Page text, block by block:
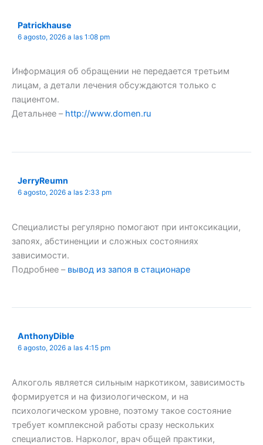
Patrickhause
6 agosto, 2026 a las 1:08 pm
Информация об обращении не передается третьим
лицам, а детали лечения обсуждаются только с
пациентом.
Детальнее – http://www.domen.ru
JerryReumn
6 agosto, 2026 a las 2:33 pm
Специалисты регулярно помогают при интоксикации,
запоях, абстиненции и сложных состояниях
зависимости.
Подробнее – вывод из запоя в стационаре
AnthonyDible
6 agosto, 2026 a las 4:15 pm
Алкоголь является сильным наркотиком, зависимость
формируется и на физиологическом, и на
психологическом уровне, поэтому такое состояние
требует комплексной работы сразу нескольких
специалистов. Нарколог, врач общей практики,